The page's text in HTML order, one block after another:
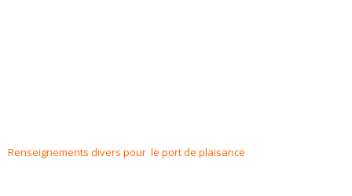
Renseignements divers pour le port de plaisance